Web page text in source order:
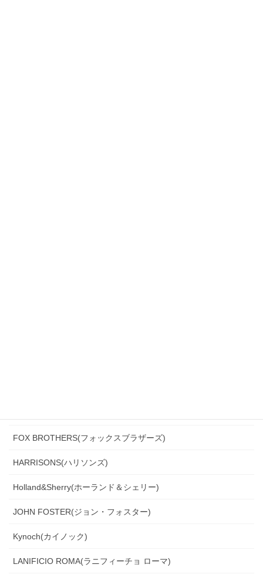
FOX BROTHERS(フォックスブラザーズ)
HARRISONS(ハリソンズ)
Holland&Sherry(ホーランド＆シェリー)
JOHN FOSTER(ジョン・フォスター)
Kynoch(カイノック)
LANIFICIO ROMA(ラニフィーチョ ローマ)